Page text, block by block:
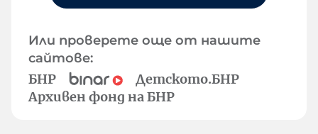
Или проверете още от нашите
сайтове:
БНР
Детското.БНР
Архивен фонд на БНР